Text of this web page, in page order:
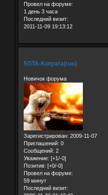
Провел на форуме:
1 день 3 часа
Последний визит:
2011-11-09 19:13:12
5GTA-Kotyara(rus)
Новичок форума
Зарегистрирован: 2009-11-07
Приглашений: 0
Сообщений: 2
Уважение: [+1/-0]
Позитив: [+0/-0]
Провел на форуме:
59 минут
Последний визит: